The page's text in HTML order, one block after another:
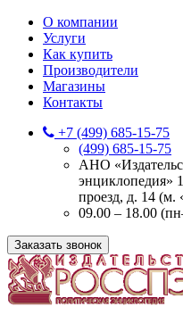
О компании
Услуги
Как купить
Производители
Магазины
Контакты
+7 (499) 685-15-75
(499) 685-15-75
АНО
энциклопедия»
проезд, д. 14 (м.
09.00 – 18.00
Заказать звонок